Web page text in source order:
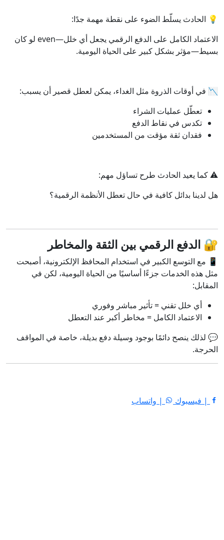
💡 الحادث يسلّط الضوء على نقطة مهمة جدًا:
الاعتماد الكامل على الدفع الرقمي يجعل أي خلل—even لو كان
بسيط—مؤثر بشكل كبير على الحياة اليومية.
📉 في أوقات الذروة مثل الغداء، يمكن لعطل قصير أن يسبب:
تعطّل عمليات الشراء
تكدس في نقاط الدفع
فقدان ثقة مؤقت من المستخدمين
⚠️ كما يعيد الحادث طرح تساؤل مهم:
هل لدينا بدائل كافية في حال تعطل الأنظمة الرقمية؟
🔐 الدفع الرقمي بين الثقة والمخاطر
📱 مع التوسع الكبير في استخدام المحافظ الإلكترونية، أصبحت
مثل هذه الخدمات جزءًا أساسيًا من الحياة اليومية، لكن في
المقابل:
أي خلل تقني = تأثير مباشر وفوري
الاعتماد الكامل = مخاطر أكبر عند التعطل
💬 لذلك ينصح دائمًا بوجود وسيلة دفع بديلة، خاصة في المواقف
الحرجة.
| فيسبوك | واتساب